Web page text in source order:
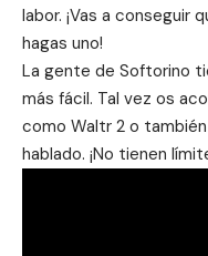
labor. ¡Vas a conseguir
hagas uno!
La gente de Softorino
más fácil. Tal vez os
como Waltr 2 o
hablado. ¡No tienen